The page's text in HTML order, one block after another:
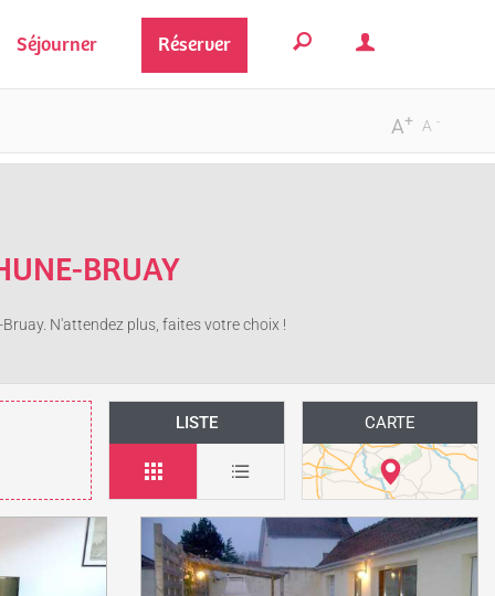
Séjourner Réserver
-
A
+
A
BRUAY
N'attendez plus, faites votre choix !
LISTE CARTE